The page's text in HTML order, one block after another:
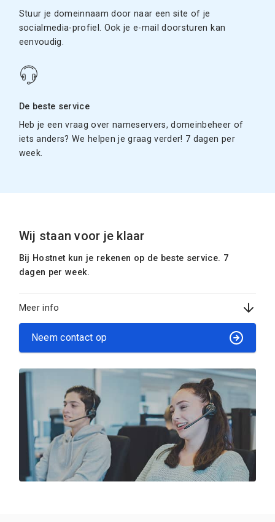
Stuur je domeinnaam door naar een site of je
socialmedia-profiel. Ook je e-mail doorsturen kan
eenvoudig.
De beste service
Heb je een vraag over nameservers, domeinbeheer of
iets anders? We helpen je graag verder! 7 dagen per
week.
Wij staan voor je klaar
Bij Hostnet kun je rekenen op de beste service. 7
dagen per week.
Meer info
Neem contact op